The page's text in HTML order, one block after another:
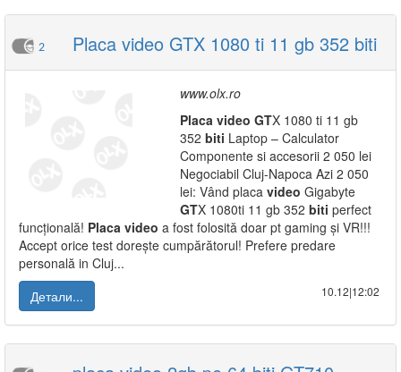
2 Placa video GTX 1080 ti 11 gb 352 biti
www.olx.ro
Placa video GTX 1080 ti 11 gb
352 biti Laptop – Calculator
Componente si accesorii 2 050 lei
Negociabil Cluj-Napoca Azi 2 050
lei: Vând placa video Gigabyte
GTX 1080ti 11 gb 352 biti perfect
funcțională! Placa video a fost folosită doar pt gaming și VR!!!
Accept orice test dorește cumpărătorul! Prefere predare
personală in Cluj...
Детали...
10.12|12:02